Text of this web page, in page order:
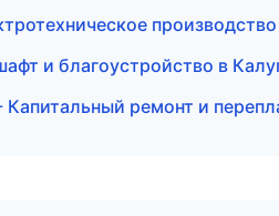
и благоустройство в
ремонт и